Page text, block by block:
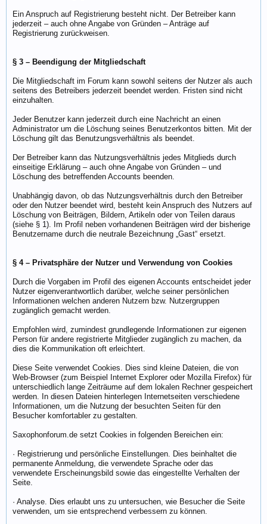
Ein Anspruch auf Registrierung besteht nicht. Der Betreiber kann
jederzeit – auch ohne Angabe von Gründen – Anträge auf
Registrierung zurückweisen.
§ 3 – Beendigung der Mitgliedschaft
Die Mitgliedschaft im Forum kann sowohl seitens der Nutzer als auch
seitens des Betreibers jederzeit beendet werden. Fristen sind nicht
einzuhalten.
Jeder Benutzer kann jederzeit durch eine Nachricht an einen
Administrator um die Löschung seines Benutzerkontos bitten. Mit der
Löschung gilt das Benutzungsverhältnis als beendet.
Der Betreiber kann das Nutzungsverhältnis jedes Mitglieds durch
einseitige Erklärung – auch ohne Angabe von Gründen – und
Löschung des betreffenden Accounts beenden.
Unabhängig davon, ob das Nutzungsverhältnis durch den Betreiber
oder den Nutzer beendet wird, besteht kein Anspruch des Nutzers auf
Löschung von Beiträgen, Bildern, Artikeln oder von Teilen daraus
(siehe § 1). Im Profil neben vorhandenen Beiträgen wird der bisherige
Benutzername durch die neutrale Bezeichnung „Gast“ ersetzt.
§ 4 – Privatsphäre der Nutzer und Verwendung von Cookies
Durch die Vorgaben im Profil des eigenen Accounts entscheidet jeder
Nutzer eigenverantwortlich darüber, welche seiner persönlichen
Informationen welchen anderen Nutzern bzw. Nutzergruppen
zugänglich gemacht werden.
Empfohlen wird, zumindest grundlegende Informationen zur eigenen
Person für andere registrierte Mitglieder zugänglich zu machen, da
dies die Kommunikation oft erleichtert.
Diese Seite verwendet Cookies. Dies sind kleine Dateien, die von
Web-Browser (zum Beispiel Internet Explorer oder Mozilla Firefox) für
unterschiedlich lange Zeiträume auf dem lokalen Rechner gespeichert
werden. In diesen Dateien hinterlegen Internetseiten verschiedene
Informationen, um die Nutzung der besuchten Seiten für den
Besucher komfortabler zu gestalten.
Saxophonforum.de setzt Cookies in folgenden Bereichen ein:
· Registrierung und persönliche Einstellungen. Dies beinhaltet die
permanente Anmeldung, die verwendete Sprache oder das
verwendete Erscheinungsbild sowie das eingestellte Verhalten der
Seite.
· Analyse. Dies erlaubt uns zu untersuchen, wie Besucher die Seite
verwenden, um sie entsprechend verbessern zu können.